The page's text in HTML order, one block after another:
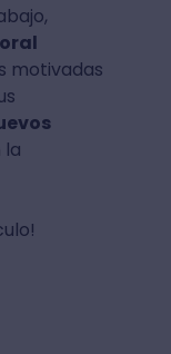
motivadas
la